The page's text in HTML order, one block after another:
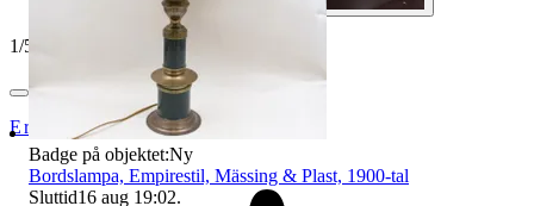
1/5
ErikshjälpenSecondHandSTHLM
Badge på objektet:Ny
Bordslampa, Empirestil, Mässing & Plast, 1900-tal
Sluttid16 aug 19:02.